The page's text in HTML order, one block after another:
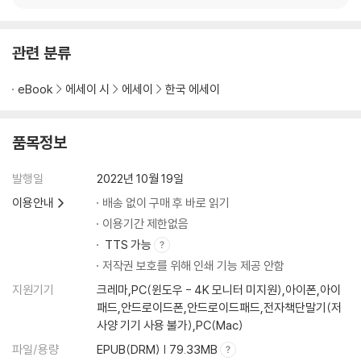
연인에게 모두 맞춰주고 있다면
어디까지 속 이야기를 해도 될까
외모만 보다가 많은 걸 놓친다
상대방의 조건이 마음에 걸린다면
Chapter 4.
어떤 갈등 앞에서도 당당하게
감정의 홍수 속에서도 꺾이지 않는 마음
반드시 이성적으로 생각해야 하는 순간
어떻게 싸우느냐가 중요하다
사과를 받는 것만이 능사가 아니다
반드시 놓아야만 하는 관계 유형 세 가지
휘몰아치는 감정에 대비하는 자세
관련 분류
eBook 에세이 시 에세이 한국 에세이
품목정보
발행일
2022년 10월 19일
이용안내
배송 없이 구매 후 바로 읽기
이용기간 제한없음
TTS 가능
저작권 보호를 위해 인쇄 기능 제공 안함
지원기기
크레마,PC(윈도우 - 4K 모니터 미지원),아이폰,아이
패드,안드로이드폰,안드로이드패드,전자책단말기(저
사양 기기 사용 불가),PC(Mac)
파일/용량
EPUB(DRM) | 79.33MB